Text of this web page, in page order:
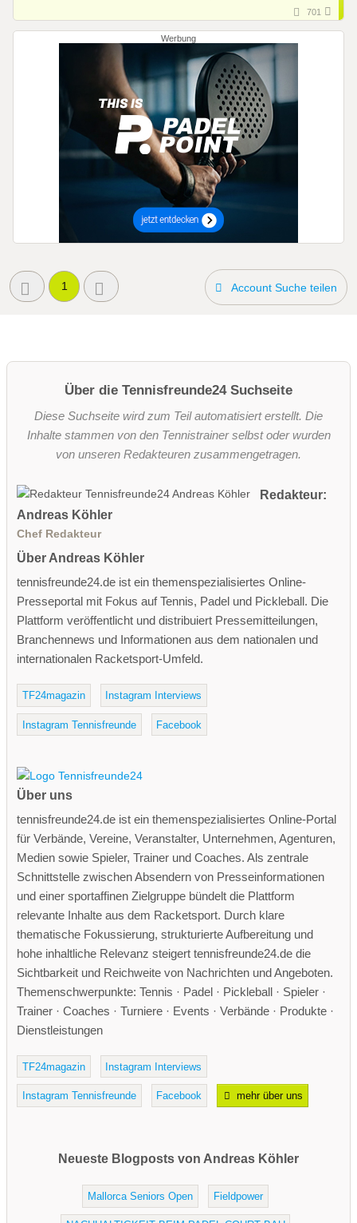
701
Werbung
1 Account Suche teilen
Über die Tennisfreunde24 Suchseite
Diese Suchseite wird zum Teil automatisiert erstellt. Die
Inhalte stammen von den Tennistrainer selbst oder wurden
von unseren Redakteuren zusammengetragen.
Redakteur:
Andreas Köhler
Chef Redakteur
Über Andreas Köhler
tennisfreunde24.de ist ein themenspezialisiertes Online-
Presseportal mit Fokus auf Tennis, Padel und Pickleball. Die
Plattform veröffentlicht und distribuiert Pressemitteilungen,
Branchennews und Informationen aus dem nationalen und
internationalen Racketsport-Umfeld.
TF24magazin Instagram Interviews
Instagram Tennisfreunde Facebook
Über uns
tennisfreunde24.de ist ein themenspezialisiertes Online-Portal
für Verbände, Vereine, Veranstalter, Unternehmen, Agenturen,
Medien sowie Spieler, Trainer und Coaches. Als zentrale
Schnittstelle zwischen Absendern von Presseinformationen
und einer sportaffinen Zielgruppe bündelt die Plattform
relevante Inhalte aus dem Racketsport. Durch klare
thematische Fokussierung, strukturierte Aufbereitung und
hohe inhaltliche Relevanz steigert tennisfreunde24.de die
Sichtbarkeit und Reichweite von Nachrichten und Angeboten.
Themenschwerpunkte: Tennis · Padel · Pickleball · Spieler ·
Trainer · Coaches · Turniere · Events · Verbände · Produkte ·
Dienstleistungen
TF24magazin Instagram Interviews
Instagram Tennisfreunde Facebook mehr über uns
Neueste Blogposts von Andreas Köhler
Mallorca Seniors Open Fieldpower